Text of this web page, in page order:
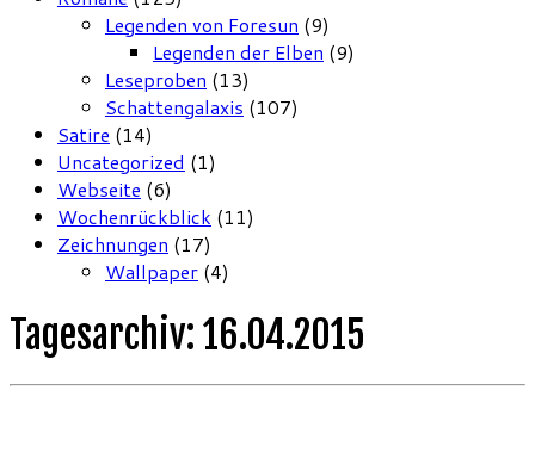
Legenden von Foresun (9)
Legenden der Elben (9)
Leseproben (13)
Schattengalaxis (107)
Satire (14)
Uncategorized (1)
Webseite (6)
Wochenrückblick (11)
Zeichnungen (17)
Wallpaper (4)
Tagesarchiv: 16.04.2015